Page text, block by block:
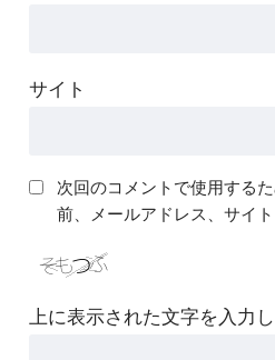
サイト
次回のコメントで使用する
前、メールアドレス、サイト
上に表示された文字を入力し